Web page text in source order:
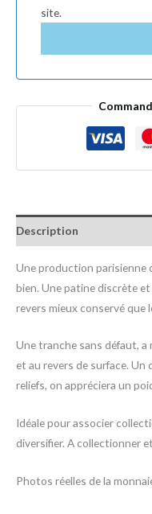
site.
Description
Une production parisienne
bien. Une patine discrète
revers mieux conservé que
Une tranche sans défaut,
et au revers de surface.
reliefs, on appréciera un
Idéale pour associer
diversifier. A collectionner
Photos réelles de la